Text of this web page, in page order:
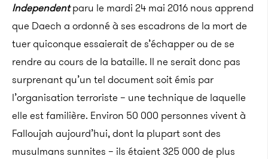
Independent paru le mardi 24 mai 2016 nous apprend
que Daech a ordonné à ses escadrons de la mort de
tuer quiconque essaierait de s’échapper ou de se
rendre au cours de la bataille. Il ne serait donc pas
surprenant qu’un tel document soit émis par
l’organisation terroriste – une technique de laquelle
elle est familière. Environ 50 000 personnes vivent à
Falloujah aujourd’hui, dont la plupart sont des
musulmans sunnites – ils étaient 325 000 de plus